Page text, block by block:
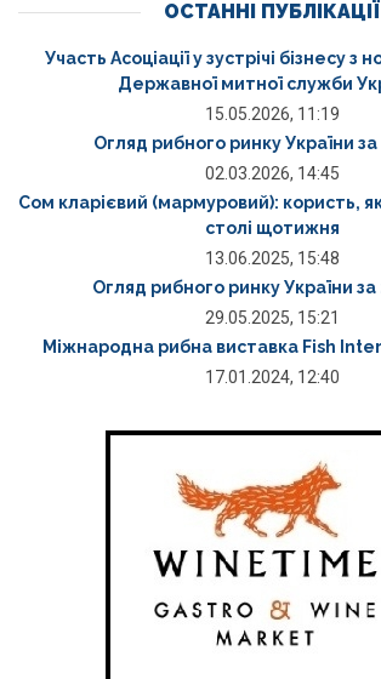
ОСТАННІ ПУБЛІКАЦІЇ
Участь Асоціації у зустрічі бізнесу з
Державної митної служби
15.05.2026, 11:19
Огляд рибного ринку України за
02.03.2026, 14:45
Сом кларієвий (мармуровий): користь,
столі щотижня
13.06.2025, 15:48
Огляд рибного ринку України за
29.05.2025, 15:21
Міжнародна рибна виставка Fish
17.01.2024, 12:40